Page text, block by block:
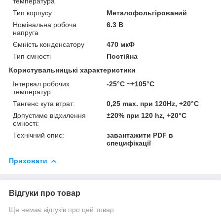
Тип корпусу
Металофольгірований
Номінальна робоча
напруга
6.3 В
Ємність конденсатору
470 мкФ
Тип ємності
Постійна
Користувальницькі характеристики
Інтервал робочих
температур:
-25°C ~+105°C
Тангенс кута втрат:
0,25 max. при 120Hz, +20°C
Допустиме відхилення
ємності:
±20% при 120 hz, +20°C
Технічний опис:
завантажити PDF в
специфікації
Приховати
Відгуки про товар
Ще немає відгуків про цей товар